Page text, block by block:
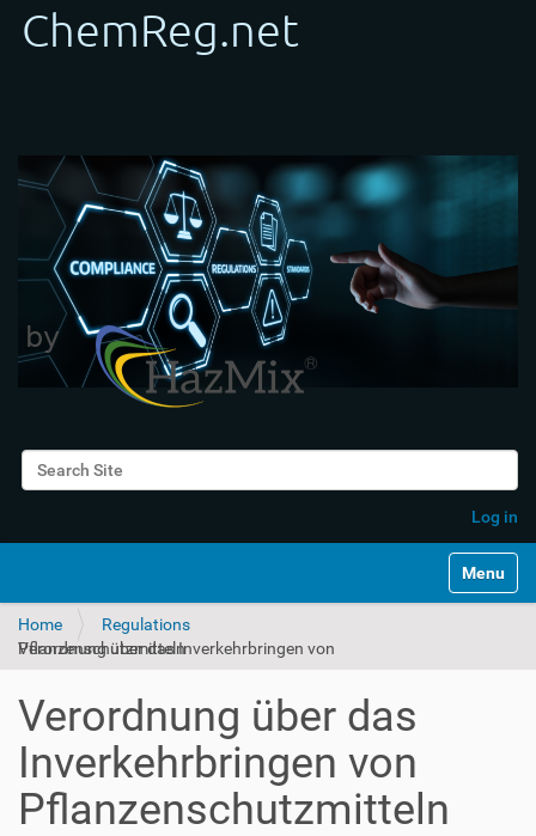
Search Site
Log in
Toggle
Home
Regulations
Verordnung über das Inverkehrbringen von Pflanzenschutzmitteln
Verordnung über das
Inverkehrbringen von
Pflanzenschutzmitteln